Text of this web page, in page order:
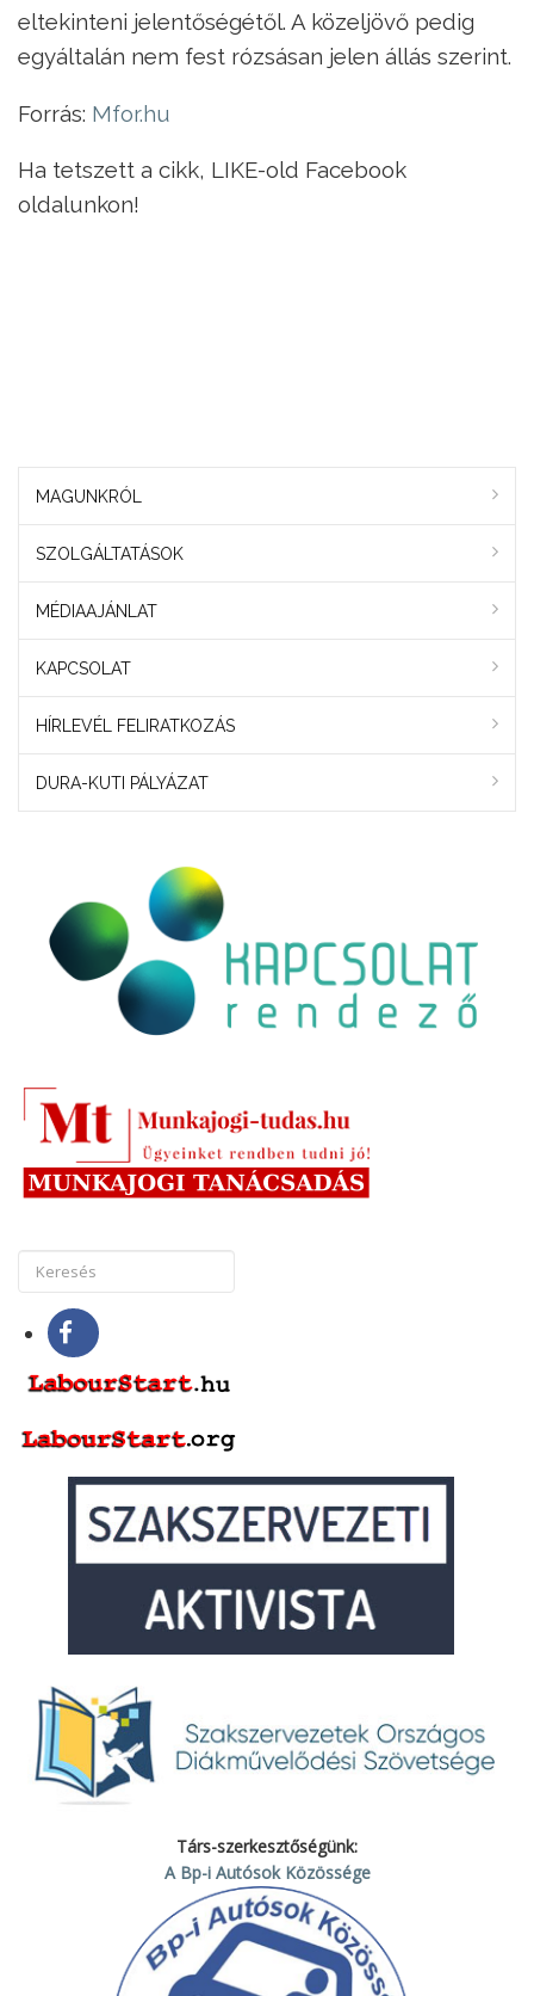
eltekinteni jelentőségétől. A közeljövő pedig
egyáltalán nem fest rózsásan jelen állás szerint.
Forrás: Mfor.hu
Ha tetszett a cikk, LIKE-old Facebook
oldalunkon!
MAGUNKRÓL
SZOLGÁLTATÁSOK
MÉDIAAJÁNLAT
KAPCSOLAT
HÍRLEVÉL FELIRATKOZÁS
DURA-KUTI PÁLYÁZAT
Társ-szerkesztőségünk:
A Bp-i Autósok Közössége